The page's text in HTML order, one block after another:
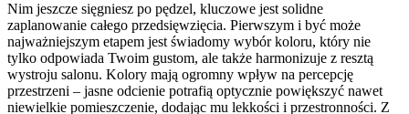
Nim jeszcze sięgniesz po pędzel, kluczowe jest solidne
zaplanowanie całego przedsięwzięcia. Pierwszym i być może
najważniejszym etapem jest świadomy wybór koloru, który nie
tylko odpowiada Twoim gustom, ale także harmonizuje z resztą
wystroju salonu. Kolory mają ogromny wpływ na percepcję
przestrzeni – jasne odcienie potrafią optycznie powiększyć nawet
niewielkie pomieszczenie, dodając mu lekkości i przestronności. Z